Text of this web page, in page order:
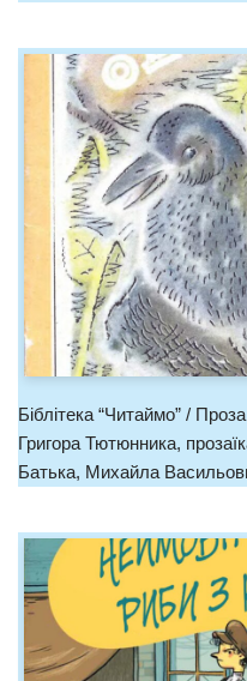
Біблітека “Читаймо” /
Григора Тютюнника,
Батька, Михайла